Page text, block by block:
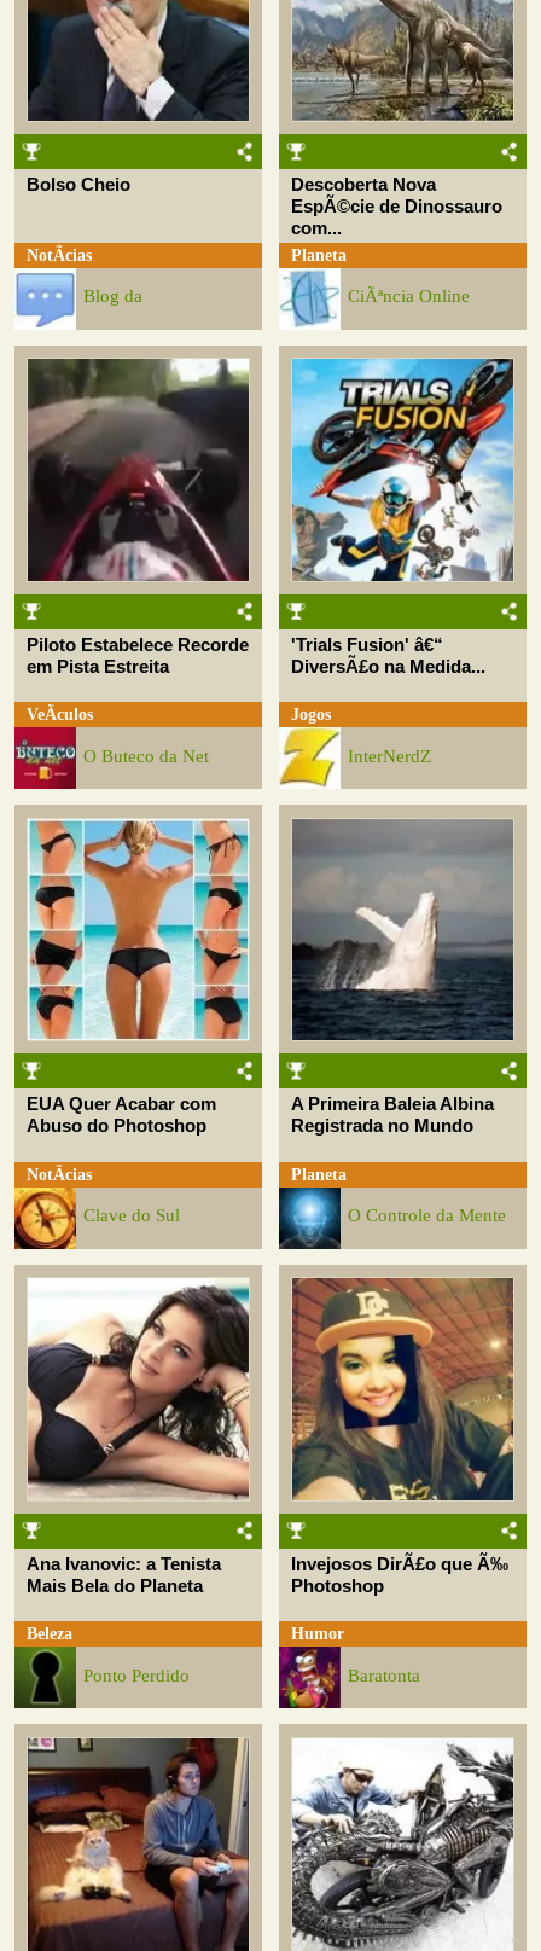
Bolso Cheio
NotÃ­cias
Blog da
Descoberta Nova
EspÃ©cie de Dinossauro
com...
Planeta
CiÃªncia Online
Piloto Estabelece Recorde
em Pista Estreita
VeÃ­culos
O Buteco da Net
'Trials Fusion' â€“
DiversÃ£o na Medida...
Jogos
InterNerdZ
EUA Quer Acabar com
Abuso do Photoshop
NotÃ­cias
Clave do Sul
A Primeira Baleia Albina
Registrada no Mundo
Planeta
O Controle da Mente
Ana Ivanovic: a Tenista
Mais Bela do Planeta
Beleza
Ponto Perdido
Invejosos DirÃ£o que Ã‰
Photoshop
Humor
Baratonta